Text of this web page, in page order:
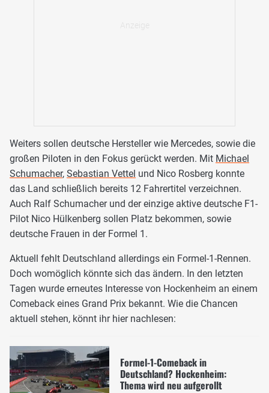
Weiters sollen deutsche Hersteller wie Mercedes, sowie die
großen Piloten in den Fokus gerückt werden. Mit Michael
Schumacher, Sebastian Vettel und Nico Rosberg konnte
das Land schließlich bereits 12 Fahrertitel verzeichnen.
Auch Ralf Schumacher und der einzige aktive deutsche F1-
Pilot Nico Hülkenberg sollen Platz bekommen, sowie
deutsche Frauen in der Formel 1.
Aktuell fehlt Deutschland allerdings ein Formel-1-Rennen.
Doch womöglich könnte sich das ändern. In den letzten
Tagen wurde erneutes Interesse von Hockenheim an einem
Comeback eines Grand Prix bekannt. Wie die Chancen
aktuell stehen, könnt ihr hier nachlesen:
Formel-1-Comeback in
Deutschland? Hockenheim:
Thema wird neu aufgerollt